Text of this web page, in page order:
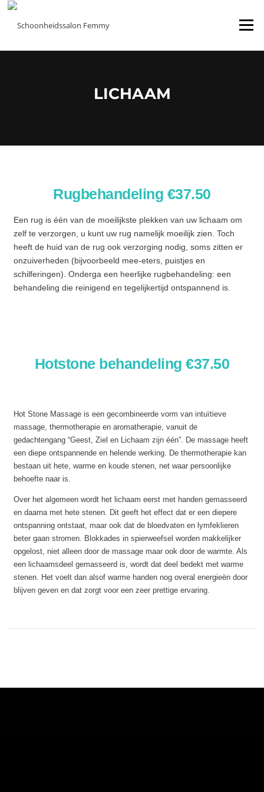
Menu
LICHAAM
Rugbehandeling €37.50
Een rug is één van de moeilijkste plekken van uw lichaam om
zelf te verzorgen, u kunt uw rug namelijk moeilijk zien. Toch
heeft de huid van de rug ook verzorging nodig, soms zitten er
onzuiverheden (bijvoorbeeld mee-eters, puistjes en
schilferingen). Onderga een heerlijke rugbehandeling: een
behandeling die reinigend en tegelijkertijd ontspannend is.
Hotstone behandeling €37.50
Hot Stone Massage is een gecombineerde vorm van intuïtieve
massage, thermotherapie en aromatherapie, vanuit de
gedachtengang “Geest, Ziel en Lichaam zijn één”. De massage heeft
een diepe ontspannende en helende werking. De thermotherapie kan
bestaan uit hete, warme en koude stenen, net waar persoonlijke
behoefte naar is.
Over het algemeen wordt het lichaam eerst met handen gemasseerd
en daarna met hete stenen. Dit geeft het effect dat er een diepere
ontspanning ontstaat, maar ook dat de bloedvaten en lymfeklieren
beter gaan stromen. Blokkades in spierweefsel worden makkelijker
opgelost, niet alleen door de massage maar ook door de warmte. Als
een lichaamsdeel gemasseerd is, wordt dat deel bedekt met warme
stenen. Het voelt dan alsof warme handen nog overal energieën door
blijven geven en dat zorgt voor een zeer prettige ervaring.